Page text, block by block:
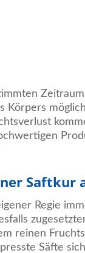
Körpers
Saftkur
Regie
reinen
Säfte